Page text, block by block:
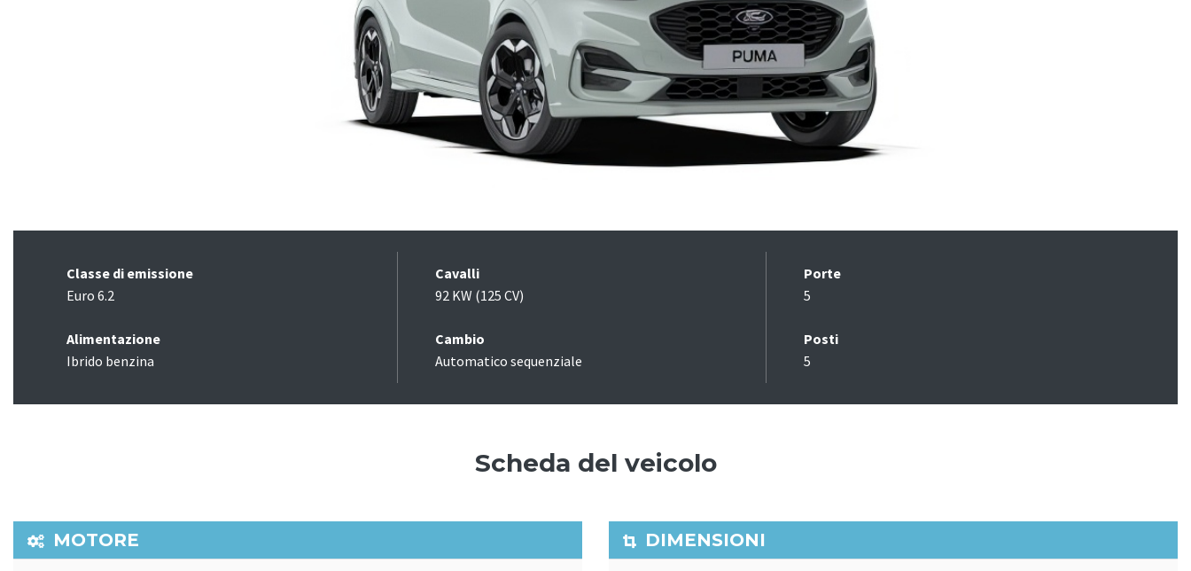
Classe di emissione
Euro 6.2
Alimentazione
Ibrido benzina
Cavalli
92 KW (125 CV)
Cambio
Automatico sequenziale
Porte
5
Posti
5
Scheda del veicolo
MOTORE DIMENSIONI